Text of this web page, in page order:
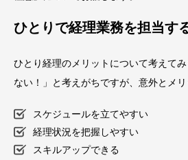
ひとりで経理業務を担当す
ひとり経理のメリットについて考えて
ない！」と考えがちですが、意外とメリ
スケジュールを立てやすい
経理状況を把握しやすい
スキルアップできる